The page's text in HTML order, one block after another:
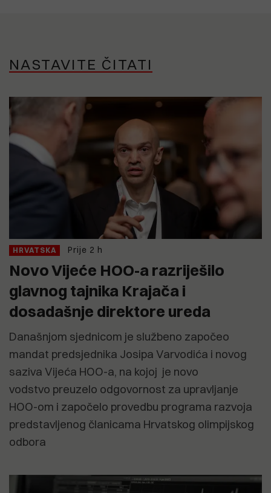
NASTAVITE ČITATI
HRVATSKA Prije 2 h
Novo Vijeće HOO-a razriješilo
glavnog tajnika Krajača i
dosadašnje direktore ureda
Današnjom sjednicom je službeno započeo
mandat predsjednika Josipa Varvodića i novog
saziva Vijeća HOO-a, na kojoj je novo
vodstvo preuzelo odgovornost za upravljanje
HOO-om i započelo provedbu programa razvoja
predstavljenog članicama Hrvatskog olimpijskog
odbora